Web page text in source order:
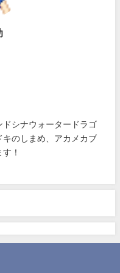
シナウォータードラゴ
のしまめ、アカメカブ
！